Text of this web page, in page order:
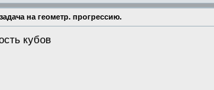
на геометр. прогрессию.
кубов